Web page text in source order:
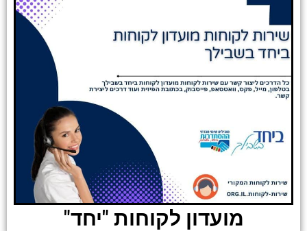
מועדון לקוחות "יחד"